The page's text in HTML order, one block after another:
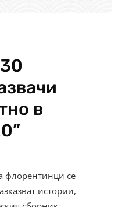
в
флорентинци се
истории,